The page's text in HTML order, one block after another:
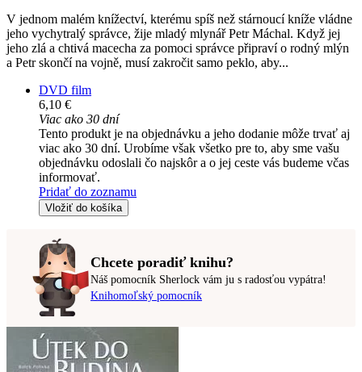
V jednom malém knížectví, kterému spíš než stárnoucí kníže vládne
jeho vychytralý správce, žije mladý mlynář Petr Máchal. Když jej
jeho zlá a chtivá macecha za pomoci správce připraví o rodný mlýn
a Petr skončí na vojně, musí zakročit samo peklo, aby...
DVD film
6,10 €
Viac ako 30 dní
Tento produkt je na objednávku a jeho dodanie môže trvať aj
viac ako 30 dní. Urobíme však všetko pre to, aby sme vašu
objednávku odoslali čo najskôr a o jej ceste vás budeme včas
informovať.
Pridať do zoznamu
Vložiť do košíka
Chcete poradiť knihu?
Náš pomocník Sherlock vám ju s radosťou vypátra!
Knihomoľský pomocník